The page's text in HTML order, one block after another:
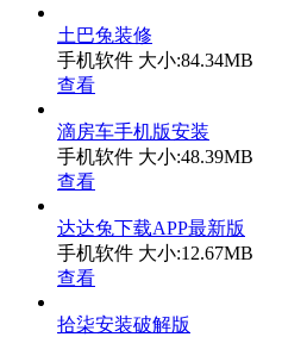
土巴兔装修
手机软件 大小:84.34MB
查看
滴房车手机版安装
手机软件 大小:48.39MB
查看
达达兔下载APP最新版
手机软件 大小:12.67MB
查看
拾柒安装破解版